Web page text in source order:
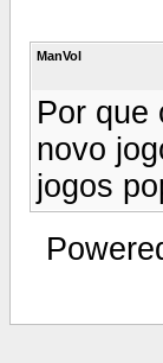
ManVol
Por que
novo
jogos